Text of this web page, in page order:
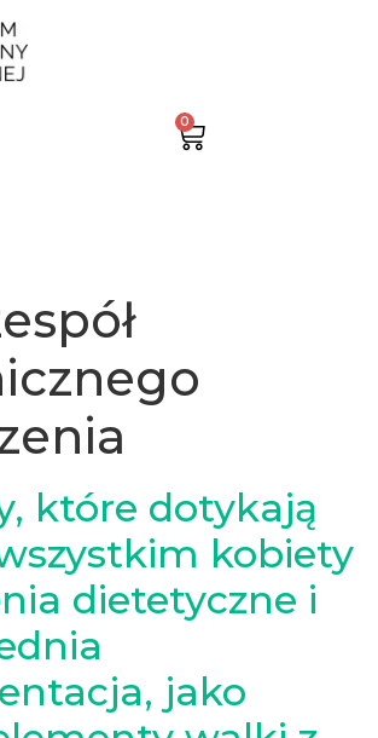
0
które dotykają
kobiety
dietetyczne i
jako